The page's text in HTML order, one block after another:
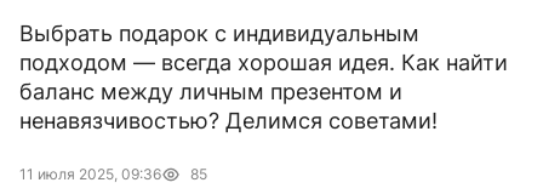
Выбрать подарок с индивидуальным
подходом — всегда хорошая идея. Как найти
баланс между личным презентом и
ненавязчивостью? Делимся советами!
11 июля 2025, 09:36 85